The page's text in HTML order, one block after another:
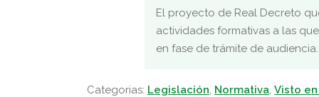
El proyecto de Real Decreto
actividades formativas a las
en fase de trámite de audiencia.
Categorias: Legislación, Normativa, Visto